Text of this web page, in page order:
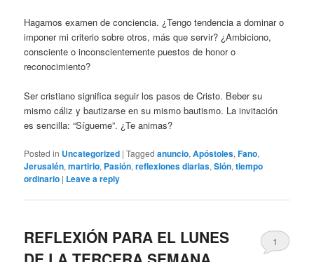
Hagamos examen de conciencia. ¿Tengo tendencia a dominar o
imponer mi criterio sobre otros, más que servir? ¿Ambiciono,
consciente o inconscientemente puestos de honor o
reconocimiento?
Ser cristiano significa seguir los pasos de Cristo. Beber su
mismo cáliz y bautizarse en su mismo bautismo. La invitación
es sencilla: “Sígueme”. ¿Te animas?
Posted in Uncategorized |Tagged anuncio,Apóstoles,Fano,
Jerusalén,martirio, Pasión,reflexiones diarias,Sión,tiempo
ordinario | Leave a reply
REFLEXIÓN PARA EL LUNES
1